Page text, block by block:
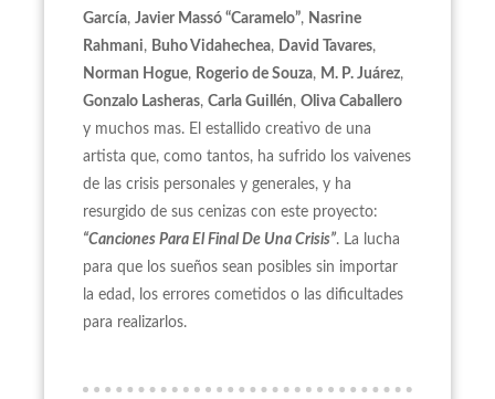
García, Javier Massó “Caramelo”, Nasrine
Rahmani, Buho Vidahechea, David Tavares,
Norman Hogue, Rogerio de Souza, M. P. Juárez,
Gonzalo Lasheras, Carla Guillén, Oliva Caballero
y muchos mas. El estallido creativo de una
artista que, como tantos, ha sufrido los vaivenes
de las crisis personales y generales, y ha
resurgido de sus cenizas con este proyecto:
“Canciones Para El Final De Una Crisis”. La lucha
para que los sueños sean posibles sin importar
la edad, los errores cometidos o las dificultades
para realizarlos.